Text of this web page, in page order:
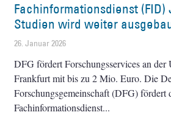
Fachinformationsdienst (FID)
Studien wird weiter
26. Januar 2026
DFG fördert Forschungsservices an
Frankfurt mit bis zu 2 Mio. Euro. Die
Forschungsgemeinschaft (DFG) fördert
Fachinformationsdienst